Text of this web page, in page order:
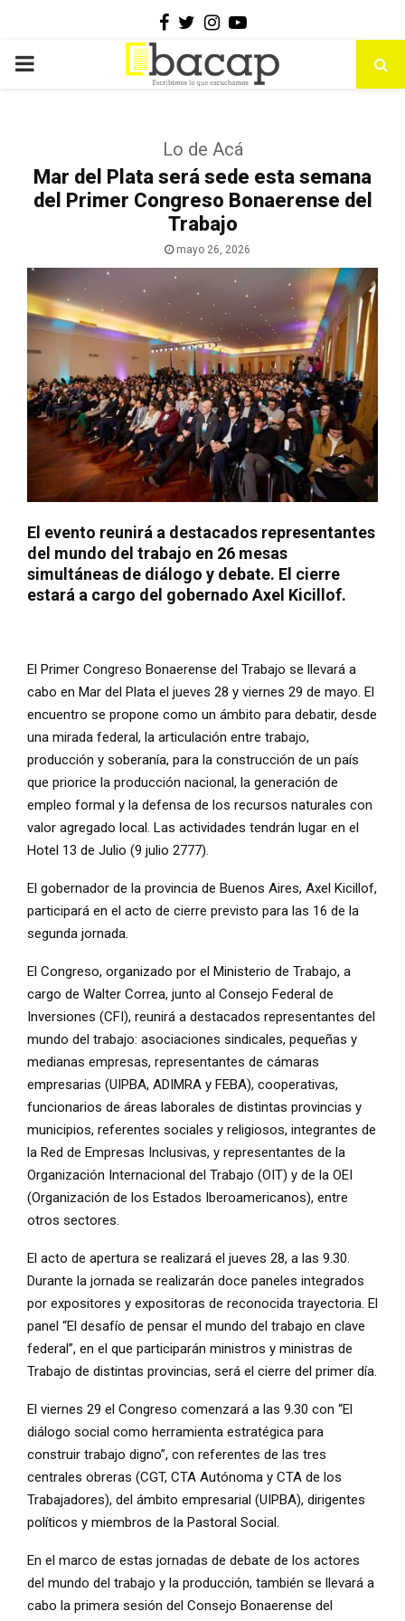
Facebook
Twitter
Instagram
Youtube
PRIMARY
Lo de Acá
Mar del Plata será sede esta semana
del Primer Congreso Bonaerense del
Trabajo
mayo 26, 2026
El evento reunirá a destacados representantes
del mundo del trabajo en 26 mesas
simultáneas de diálogo y debate. El cierre
estará a cargo del gobernado Axel Kicillof.
El Primer Congreso Bonaerense del Trabajo se llevará a
cabo en Mar del Plata el jueves 28 y viernes 29 de mayo. El
encuentro se propone como un ámbito para debatir, desde
una mirada federal, la articulación entre trabajo,
producción y soberanía, para la construcción de un país
que priorice la producción nacional, la generación de
empleo formal y la defensa de los recursos naturales con
valor agregado local. Las actividades tendrán lugar en el
Hotel 13 de Julio (9 julio 2777).
El gobernador de la provincia de Buenos Aires, Axel Kicillof,
participará en el acto de cierre previsto para las 16 de la
segunda jornada.
El Congreso, organizado por el Ministerio de Trabajo, a
cargo de Walter Correa, junto al Consejo Federal de
Inversiones (CFI), reunirá a destacados representantes del
mundo del trabajo: asociaciones sindicales, pequeñas y
medianas empresas, representantes de cámaras
empresarias (UIPBA, ADIMRA y FEBA), cooperativas,
funcionarios de áreas laborales de distintas provincias y
municipios, referentes sociales y religiosos, integrantes de
la Red de Empresas Inclusivas, y representantes de la
Organización Internacional del Trabajo (OIT) y de la OEI
(Organización de los Estados Iberoamericanos), entre
otros sectores.
El acto de apertura se realizará el jueves 28, a las 9.30.
Durante la jornada se realizarán doce paneles integrados
por expositores y expositoras de reconocida trayectoria. El
panel “El desafío de pensar el mundo del trabajo en clave
federal”, en el que participarán ministros y ministras de
Trabajo de distintas provincias, será el cierre del primer día.
El viernes 29 el Congreso comenzará a las 9.30 con “El
diálogo social como herramienta estratégica para
construir trabajo digno”, con referentes de las tres
centrales obreras (CGT, CTA Autónoma y CTA de los
Trabajadores), del ámbito empresarial (UIPBA), dirigentes
políticos y miembros de la Pastoral Social.
En el marco de estas jornadas de debate de los actores
del mundo del trabajo y la producción, también se llevará a
cabo la primera sesión del Consejo Bonaerense del